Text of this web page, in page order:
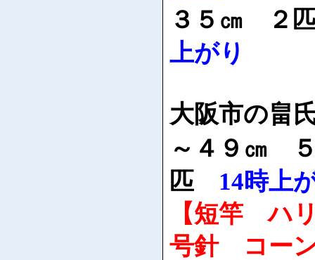
３５㎝ ２
上がり
大阪市の畠
～４９㎝
匹 14時上
【短竿 ハ
号針 コー